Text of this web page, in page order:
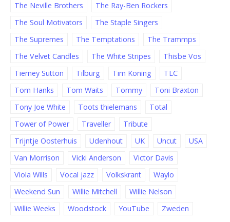
The Neville Brothers
The Ray-Ben Rockers
The Soul Motivators
The Staple Singers
The Supremes
The Temptations
The Trammps
The Velvet Candles
The White Stripes
Thisbe Vos
Tierney Sutton
Tilburg Tim Koning
TLC
Tom Hanks
Tom Waits Tommy
Toni Braxton
Tony Joe White
Toots thielemans
Total
Tower of Power
Traveller
Tribute
Trijntje Oosterhuis
Udenhout UK Uncut
USA
Van Morrison
Vicki Anderson
Victor Davis
Viola Wills
Vocal jazz Volkskrant
Waylo
Weekend Sun
Willie Mitchell
Willie Nelson
Willie Weeks
Woodstock YouTube Zweden